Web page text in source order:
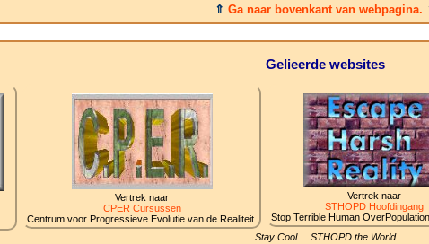
⇑ Ga naar bovenkant van webpagina.
Gelieerde websites
Vertrek naar
CPER Cursussen
Centrum voor Progressieve Evolutie van de Realiteit.
Vertrek naar
STHOPD Hoofdingang
Stop Terrible Human
Stay Cool ... STHOPD the World